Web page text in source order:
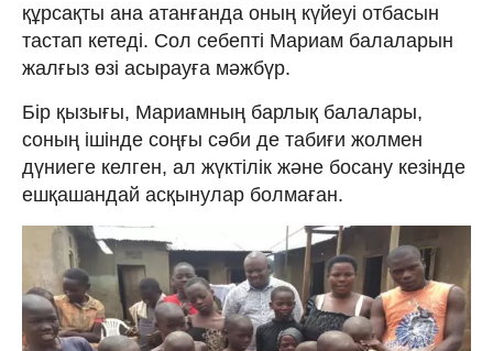
құрсақты ана атанғанда оның күйеуі отбасын
тастап кетеді. Сол себепті Мариам балаларын
жалғыз өзі асырауға мәжбүр.
Бір қызығы, Мариамның барлық балалары,
соның ішінде соңғы сәби де табиғи жолмен
дүниеге келген, ал жүктілік және босану кезінде
ешқашандай асқынулар болмаған.